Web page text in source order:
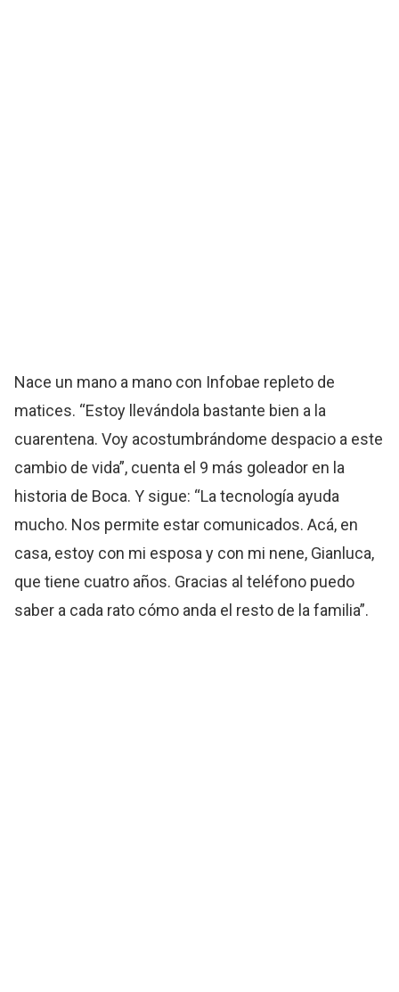
Nace un mano a mano con Infobae repleto de
matices. “Estoy llevándola bastante bien a la
cuarentena. Voy acostumbrándome despacio a este
cambio de vida”, cuenta el 9 más goleador en la
historia de Boca. Y sigue: “La tecnología ayuda
mucho. Nos permite estar comunicados. Acá, en
casa, estoy con mi esposa y con mi nene, Gianluca,
que tiene cuatro años. Gracias al teléfono puedo
saber a cada rato cómo anda el resto de la familia”.